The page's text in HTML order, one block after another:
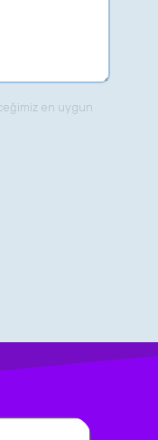
en uygun